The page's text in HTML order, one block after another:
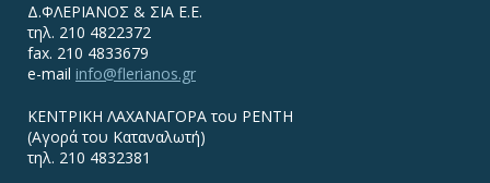
Δ.ΦΛΕΡΙΑΝΟΣ & ΣΙΑ Ε.Ε.
τηλ. 210 4822372
fax. 210 4833679
e-mail info@flerianos.gr
ΚΕΝΤΡΙΚΗ ΛΑΧΑΝΑΓΟΡΑ του ΡΕΝΤΗ
(Αγορά του Καταναλωτή)
τηλ. 210 4832381